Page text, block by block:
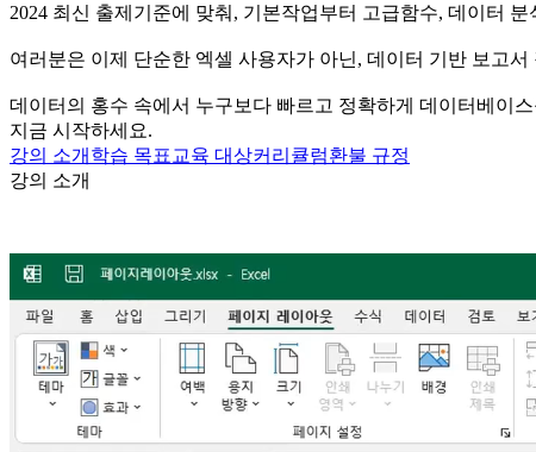
2024 최신 출제기준에 맞춰, 기본작업부터 고급함수, 데이터
여러분은 이제 단순한 엑셀 사용자가 아닌, 데이터 기반 보고
데이터의 홍수 속에서 누구보다 빠르고 정확하게 데이터베이
지금 시작하세요.
강의 소개 학습 목표 교육 대상커리큘럼환불 규정
강의 소개